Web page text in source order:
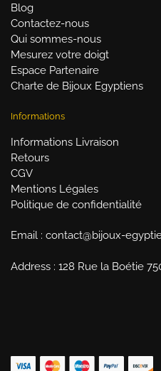
Blog
Contactez-nous
Qui sommes-nous
Mesurez votre doigt
Espace Partenaire
Charte de Bijoux Egyptiens
Informations
Informations Livraison
Retours
CGV
Mentions Légales
Politique de confidentialité
Email : contact@bijoux-
Address : 128 Rue la Boétie